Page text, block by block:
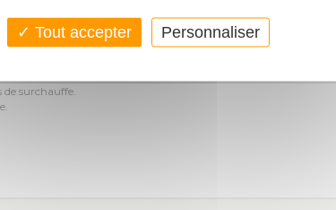
surchauffe.
Tout accepter Personnaliser